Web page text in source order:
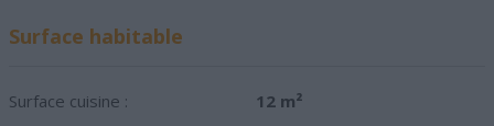
Surface habitable
Surface cuisine :
12 m²